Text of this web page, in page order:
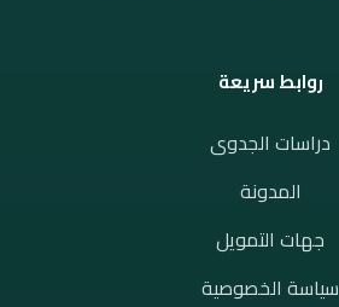
روابط سريعة
دراسات الجدوى
المدونة
جهات التمويل
سياسة الخصوصية